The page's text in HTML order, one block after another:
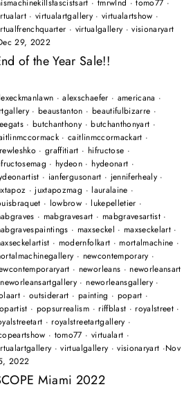
· tmrwlnd ·tomo77 ·
·virtualartgallery· virtualartshow ·
· virtualgallery ·visionaryart
29, 2022
of the Year Sale!!
·alexschaefer · americana ·
·beaustanton · beautifulbizarre ·
·butchanthony ·butchanthonyart ·
·caitlinmccormackart ·
·graffitiart · hifructose ·
· hydeon · hydeonart ·
· ianfergusonart · jenniferhealy ·
·juxtapozmag · lauralaine ·
· lowbrow · lukepelletier ·
· mabgravesart · mabgravesartist·
· maxseckel · maxseckelart ·
· modernfolkart · mortalmachine ·
· newcontemporary ·
· neworleans · neworleansart
neworleansartgallery · neworleansgallery·
·outsiderart · painting · popart ·
· popsurrealism · riffblast · royalstreet ·
· royalstreetartgallery ·
· tomo77 · virtualart ·
·virtualgallery ·visionaryart ·Nov
2022
Miami 2022